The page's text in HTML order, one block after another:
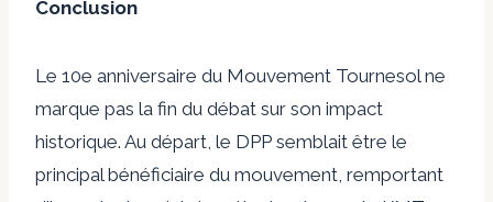
Conclusion
Le 10e anniversaire du Mouvement Tournesol ne
marque pas la fin du débat sur son impact
historique. Au départ, le DPP semblait être le
principal bénéficiaire du mouvement, remportant